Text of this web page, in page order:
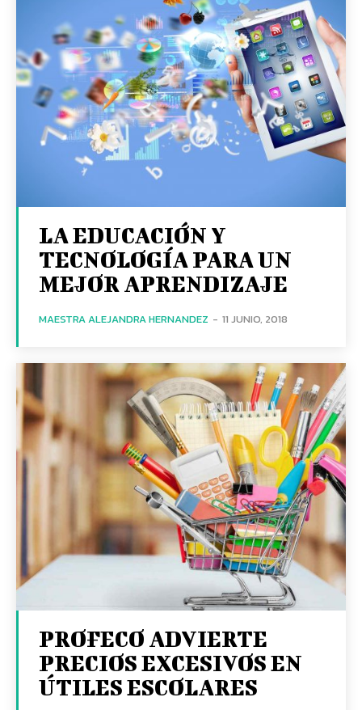
LA EDUCACIÓN Y
TECNOLOGÍA PARA UN
MEJOR APRENDIZAJE
MAESTRA ALEJANDRA HERNANDEZ - 11 JUNIO, 2018
PROFECO ADVIERTE
PRECIOS EXCESIVOS EN
ÚTILES ESCOLARES